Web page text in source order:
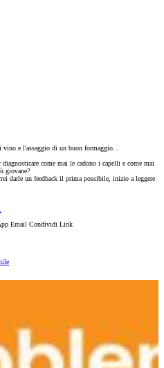
e l'assaggio di un buon formaggio...
come mai le cadono i capelli e come mai
giovane?
darle un feedback il prima possibile, inizio a leggere
Email Condividi Link